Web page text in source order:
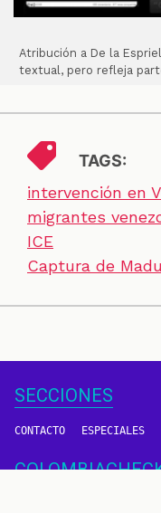
Atribución a De la
textual, pero refleja
TAGS:
intervención en
migrantes
ICE
Captura de
SECCIONES
CONTACTO ESPECIALES